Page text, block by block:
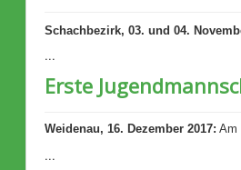
Schachbezirk, 03. und 04.
...
Erste
Weidenau, 16. Dezember 2017: Am
...